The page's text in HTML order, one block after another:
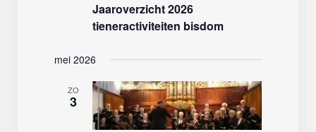
Jaaroverzicht 2026
tieneractiviteiten bisdom
mei 2026
ZO
3